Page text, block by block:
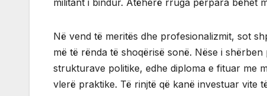
Në vend të meritës dhe profesionalizmit, sot
më të rënda të shoqërisë sonë. Nëse i
strukturave politike, edhe diploma e fituar me
vlerë praktike. Të rinjtë që kanë investuar vite